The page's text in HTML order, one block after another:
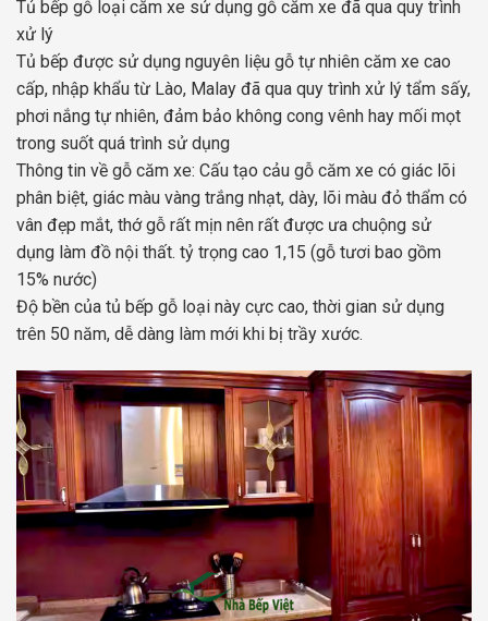
Tủ bếp gỗ loại căm xe sử dụng gỗ căm xe đã qua quy trình
xử lý
Tủ bếp được sử dụng nguyên liệu gỗ tự nhiên căm xe cao
cấp, nhập khẩu từ Lào, Malay đã qua quy trình xử lý tẩm sấy,
phơi nắng tự nhiên, đảm bảo không cong vênh hay mối mọt
trong suốt quá trình sử dụng
Thông tin về gỗ căm xe: Cấu tạo cảu gỗ căm xe có giác lõi
phân biệt, giác màu vàng trắng nhạt, dày, lõi màu đỏ thẩm có
vân đẹp mắt, thớ gỗ rất mịn nên rất được ưa chuộng sử
dụng làm đồ nội thất. tỷ trọng cao 1,15 (gỗ tươi bao gồm
15% nước)
Độ bền của tủ bếp gỗ loại này cực cao, thời gian sử dụng
trên 50 năm, dễ dàng làm mới khi bị trầy xước.